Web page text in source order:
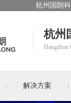
杭州国朗
杭州
Hangzhou
解决方案